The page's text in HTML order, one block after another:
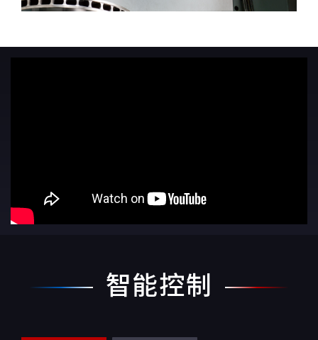
智能控制